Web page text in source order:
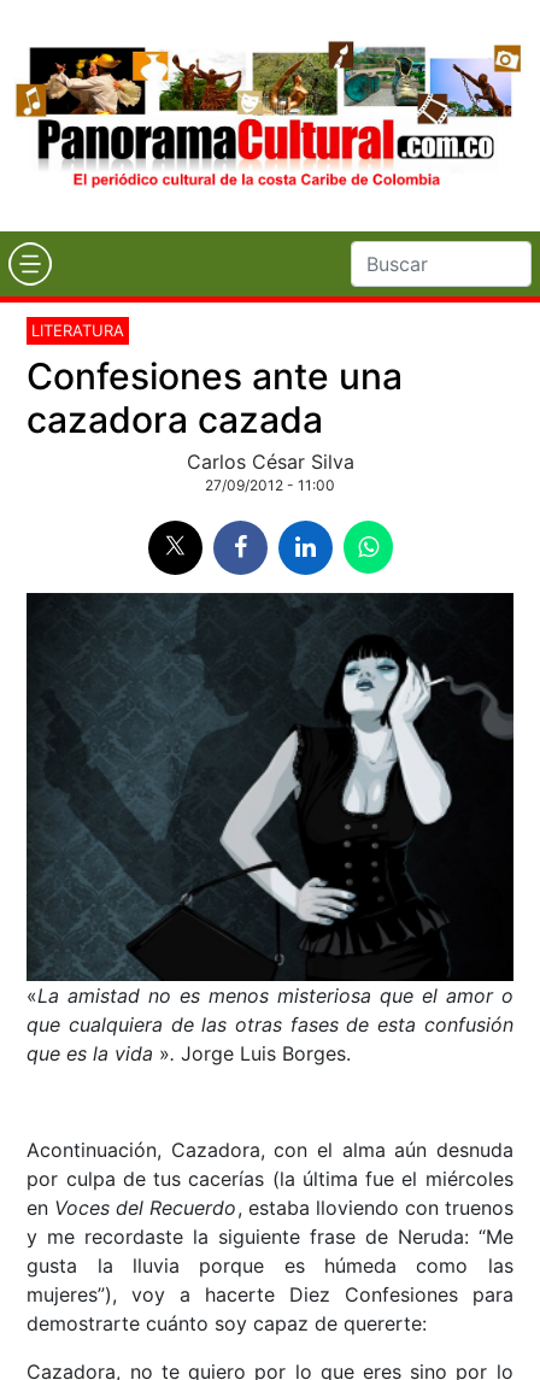
LITERATURA
Confesiones ante una
cazadora cazada
Carlos César Silva
27/09/2012 - 11:00
«La amistad no es menos misteriosa que el amor o
que cualquiera de las otras fases de esta confusión
que es la vida ».Jorge Luis Borges.
Acontinuación, Cazadora, con el alma aún desnuda
por culpa de tus cacerías (la última fue el miércoles
en Voces del Recuerdo, estaba lloviendo con truenos
y me recordaste la siguiente frase de Neruda: “Me
gusta la lluvia porque es húmeda como las
mujeres”), voy a hacerte Diez Confesiones para
demostrarte cuánto soy capaz de quererte:
Cazadora, no te quiero por lo que eres sino por lo